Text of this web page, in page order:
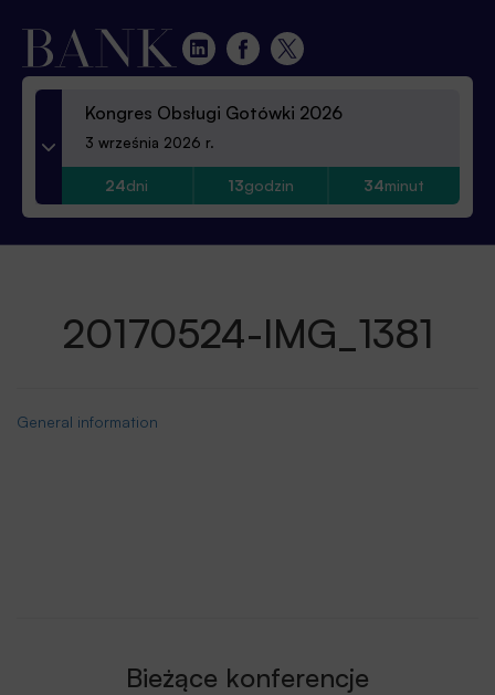
Kongres Obsługi Gotówki 2026
3 września 2026 r.
24dni 13godzin 34minut
20170524-IMG_1381
General information
Bieżące konferencje